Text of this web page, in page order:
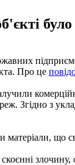
Про це
Згідно з
матеріали, що